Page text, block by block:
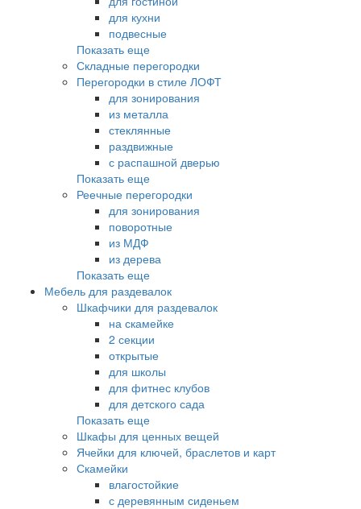
для кухни
подвесные
Показать еще
Складные перегородки
Перегородки в стиле ЛОФТ
для зонирования
из металла
стеклянные
раздвижные
с распашной дверью
Показать еще
Реечные перегородки
для зонирования
поворотные
из МДФ
из дерева
Показать еще
Мебель для раздевалок
Шкафчики для раздевалок
на скамейке
2 секции
открытые
для школы
для фитнес клубов
для детского сада
Показать еще
Шкафы для ценных вещей
Ячейки для ключей, браслетов и карт
Скамейки
влагостойкие
с деревянным сиденьем